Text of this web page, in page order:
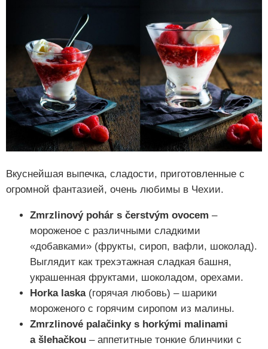
Вкуснейшая выпечка, сладости, приготовленные с
огромной фантазией, очень любимы в Чехии.
Zmrzlinový pohár s čerstvým ovocem –
мороженое с различными сладкими
«добавками» (фрукты, сироп, вафли, шоколад).
Выглядит как трехэтажная сладкая башня,
украшенная фруктами, шоколадом, орехами.
Horka laska(горячая любовь) – шарики
мороженого с горячим сиропом из малины.
Zmrzlinové palačinky s horkými malinami
a šlehačkou – аппетитные тонкие блинчики с